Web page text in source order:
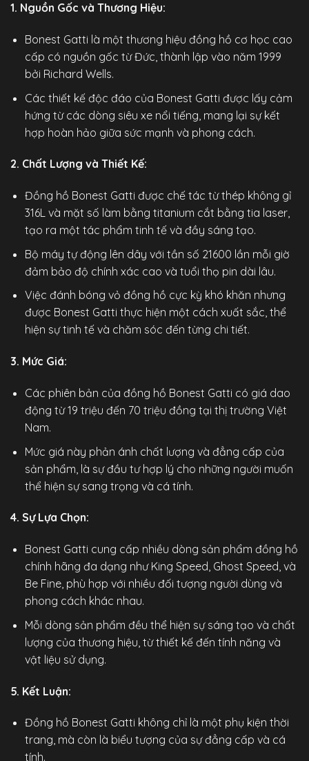
1. Nguồn Gốc và Thương Hiệu:
Bonest Gatti là một thương hiệu đồng hồ cơ học cao
cấp có nguồn gốc từ Đức, thành lập vào năm 1999
bởi Richard Wells.
Các thiết kế độc đáo của Bonest Gatti được lấy cảm
hứng từ các dòng siêu xe nổi tiếng, mang lại sự kết
hợp hoàn hảo giữa sức mạnh và phong cách.
2. Chất Lượng và Thiết Kế:
Đồng hồ Bonest Gatti được chế tác từ thép không gỉ
316L và mặt số làm bằng titanium cắt bằng tia laser,
tạo ra một tác phẩm tinh tế và đầy sáng tạo.
Bộ máy tự động lên dây với tần số 21600 lần mỗi giờ
đảm bảo độ chính xác cao và tuổi thọ pin dài lâu.
Việc đánh bóng vỏ đồng hồ cực kỳ khó khăn nhưng
được Bonest Gatti thực hiện một cách xuất sắc, thể
hiện sự tinh tế và chăm sóc đến từng chi tiết.
3. Mức Giá:
Các phiên bản của đồng hồ Bonest Gatti có giá dao
động từ 19 triệu đến 70 triệu đồng tại thị trường Việt
Nam.
Mức giá này phản ánh chất lượng và đẳng cấp của
sản phẩm, là sự đầu tư hợp lý cho những người muốn
thể hiện sự sang trọng và cá tính.
4. Sự Lựa Chọn:
Bonest Gatti cung cấp nhiều dòng sản phẩm đồng hồ
chính hãng đa dạng như King Speed, Ghost Speed, và
Be Fine, phù hợp với nhiều đối tượng người dùng và
phong cách khác nhau.
Mỗi dòng sản phẩm đều thể hiện sự sáng tạo và chất
lượng của thương hiệu, từ thiết kế đến tính năng và
vật liệu sử dụng.
5. Kết Luận:
Đồng hồ Bonest Gatti không chỉ là một phụ kiện thời
trang, mà còn là biểu tượng của sự đẳng cấp và cá
tính.